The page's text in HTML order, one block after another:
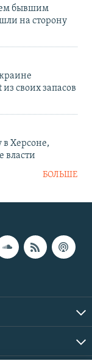
бывшим
на сторону
своих запасов
в Херсоне,
власти
БОЛЬШЕ